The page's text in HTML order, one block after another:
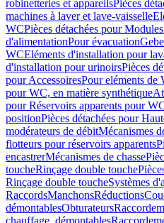
robinetteries et appareilsPièces
machines à laver et lave-vaisselle
WCPièces détachées pour
d'alimentationPour évacuation
WCEléments d'installation pour
d'installation pour urinoirsPièces
pour AccessoiresPour eléments de
pour WC, en matière synthétique
pour Réservoirs apparents pour
positionPièces détachées pour
modérateurs de débitMécanismes
flotteurs pour réservoirs apparents
encastrerMécanismes de chasse
toucheRinçage double touche
Rinçage double toucheSystèmes
RaccordsManchonsRéductions
démontablesObturateurs
chauffage, démontables